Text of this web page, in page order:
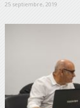
25 septiembre, 2019